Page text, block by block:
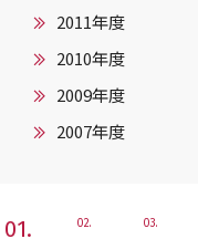
2011年度
2010年度
2009年度
2007年度
1 2 3